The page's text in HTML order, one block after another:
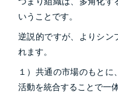
いうことです。
逆説的ですが、よりシン
れます。
１）共通の市場のもとに
活動を統合することで一